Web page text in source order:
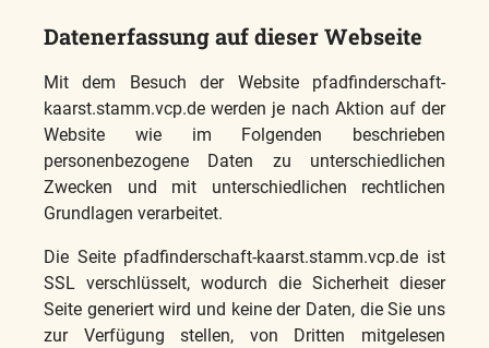
Datenerfassung auf dieser Webseite
Mit dem Besuch der Website pfadfinderschaft-
kaarst.stamm.vcp.de werden je nach Aktion auf der
Website wie im Folgenden beschrieben
personenbezogene Daten zu unterschiedlichen
Zwecken und mit unterschiedlichen rechtlichen
Grundlagen verarbeitet.
Die Seite pfadfinderschaft-kaarst.stamm.vcp.de ist
SSL verschlüsselt, wodurch die Sicherheit dieser
Seite generiert wird und keine der Daten, die Sie uns
zur Verfügung stellen, von Dritten mitgelesen